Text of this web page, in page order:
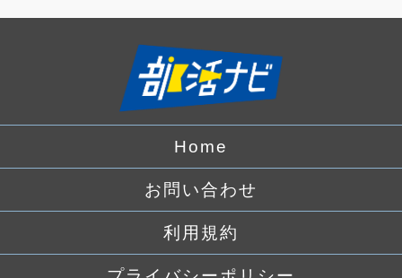
Home
お問い合わせ
利用規約